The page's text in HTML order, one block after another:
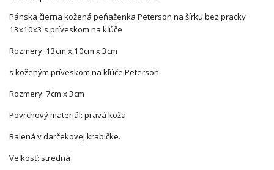
Pánska čierna kožená peňaženka Peterson na šírku bez pracky
13x10x3 s príveskom na kľúče
Rozmery: 13cm x 10cm x 3cm
s koženým príveskom na kľúče Peterson
Rozmery: 7cm x 3cm
Povrchový materiál: pravá koža
Balená v darčekovej krabičke.
Veľkosť: stredná